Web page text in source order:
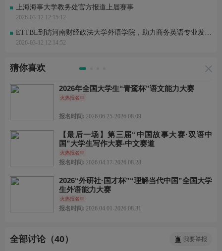
上海海事大学教务处官方报道上届赛事
2026-03-12 12:15:12
ETTBL到访河南财经政法大学外语学院，助力商务英语专业发展与人才培养
2026-03-12 12:14:52
猜你喜欢
2026年全国大学生“青鸾杯”语文能力大赛
火热报名中
报名时间: 2026.06.25-2026.08.09
【最后一场】第三届“中国故事大赛·双语中
国”大学生写作大赛-中文赛道
火热报名中
报名时间: 2026.04.17-2026.08.28
2026“外研社·国才杯”“理解当代中国”全国大学
生外语能力大赛
火热报名中
报名时间: 2026.04.01-2026.08.31
全部讨论（40） 我要举报